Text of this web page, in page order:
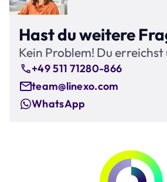
Hast du weitere
Kein Problem! Du
+49 511 71280-866
team@linexo.com
WhatsApp